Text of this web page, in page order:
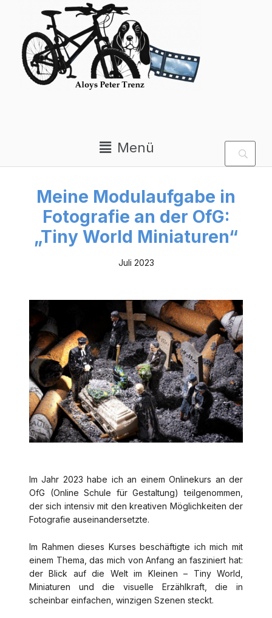
Menü
Meine Modulaufgabe in
Fotografie an der OfG:
„Tiny World Miniaturen“
Juli 2023
Im Jahr 2023 habe ich an einem Onlinekurs an der
OfG (Online Schule für Gestaltung) teilgenommen,
der sich intensiv mit den kreativen Möglichkeiten der
Fotografie auseinandersetzte.
Im Rahmen dieses Kurses beschäftigte ich mich mit
einem Thema, das mich von Anfang an fasziniert hat:
der Blick auf die Welt im Kleinen – Tiny World,
Miniaturen und die visuelle Erzählkraft, die in
scheinbar einfachen, winzigen Szenen steckt.